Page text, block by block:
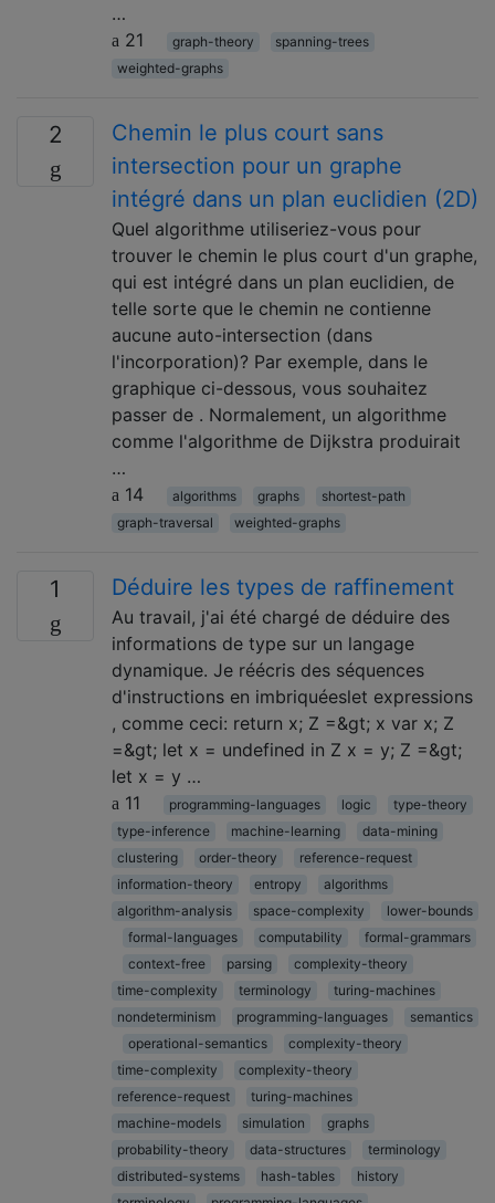
…
21
graph-theory
spanning-trees
weighted-graphs
2
Chemin le plus court sans
intersection pour un graphe
intégré dans un plan euclidien (2D)
Quel algorithme utiliseriez-vous pour
trouver le chemin le plus court d'un graphe,
qui est intégré dans un plan euclidien, de
telle sorte que le chemin ne contienne
aucune auto-intersection (dans
l'incorporation)? Par exemple, dans le
graphique ci-dessous, vous souhaitez
passer de . Normalement, un algorithme
comme l'algorithme de Dijkstra produirait
…
14
algorithms graphs
shortest-path
graph-traversal
weighted-graphs
1 Déduire les types de raffinement
Au travail, j'ai été chargé de déduire des
informations de type sur un langage
dynamique. Je réécris des séquences
d'instructions en imbriquéeslet expressions
, comme ceci: return x; Z =&gt; x var x; Z
=&gt; let x = undefined in Z x = y; Z =&gt;
let x = y …
11
programming-languages logic
type-theory
type-inference
machine-learning
data-mining
clustering
order-theory
reference-request
information-theory
entropy
algorithms
algorithm-analysis
space-complexity
lower-bounds
formal-languages
computability
formal-grammars
context-free
parsing
complexity-theory
time-complexity
terminology
turing-machines
nondeterminism
programming-languages
semantics
operational-semantics
complexity-theory
time-complexity
complexity-theory
reference-request
turing-machines
machine-models
simulation
graphs
probability-theory
data-structures
terminology
distributed-systems
hash-tables
history